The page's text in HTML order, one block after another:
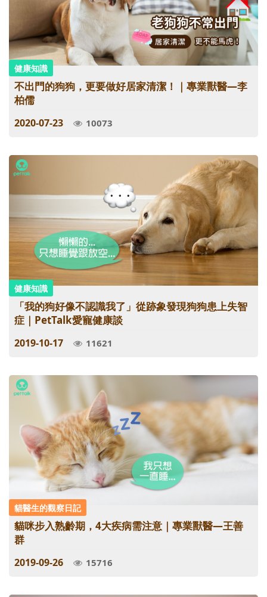
健康知識
不出門的狗狗，更要做好居家清潔！｜專業獸醫—李
柏儒
2020-07-23 10073
健康知識
「我的狗好像不認識我了」從跡象發現狗狗患上失智
症｜PetTalk愛寵健康談
2019-10-17 11621
貓醫生的觀察日記
貓咪步入熟齡期，4大疾病需注意｜專業獸醫—王善
群
2019-09-26 15716